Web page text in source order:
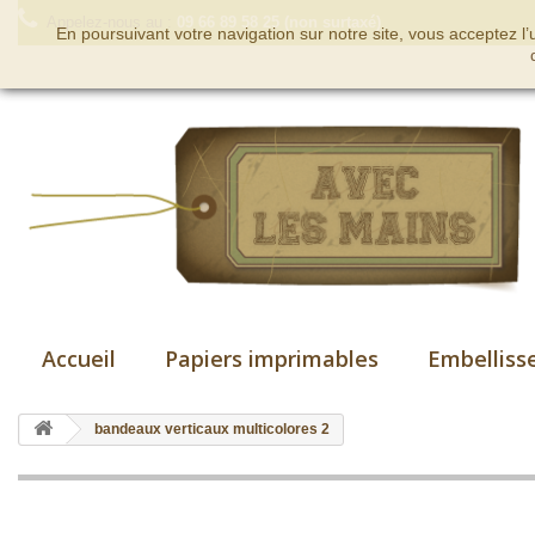
Accueil Papiers imprimables
bandeaux verticaux multicolores 2
En poursuivant votre navigation sur notre site, vous acceptez